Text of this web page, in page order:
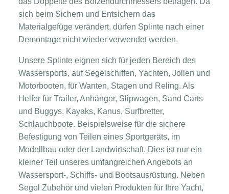
sich beim Sichern und Entsichern das
Materialgefüge verändert, dürfen Splinte nach einer
Demontage nicht wieder verwendet werden.
Unsere Splinte eignen sich für jeden Bereich des
Wassersports, auf Segelschiffen, Yachten, Jollen und
Motorbooten, für Wanten, Stagen und Reling. Als
Helfer für Trailer, Anhänger, Slipwagen, Sand Carts
und Buggys. Kayaks, Kanus, Surfbretter,
Schlauchboote. Beispielsweise für die sichere
Befestigung von Teilen eines Sportgeräts, im
Modellbau oder der Landwirtschaft. Dies ist nur ein
kleiner Teil unseres umfangreichen Angebots an
Wassersport-, Schiffs- und Bootsausrüstung. Neben
Segel Zubehör und vielen Produkten für Ihre Yacht,